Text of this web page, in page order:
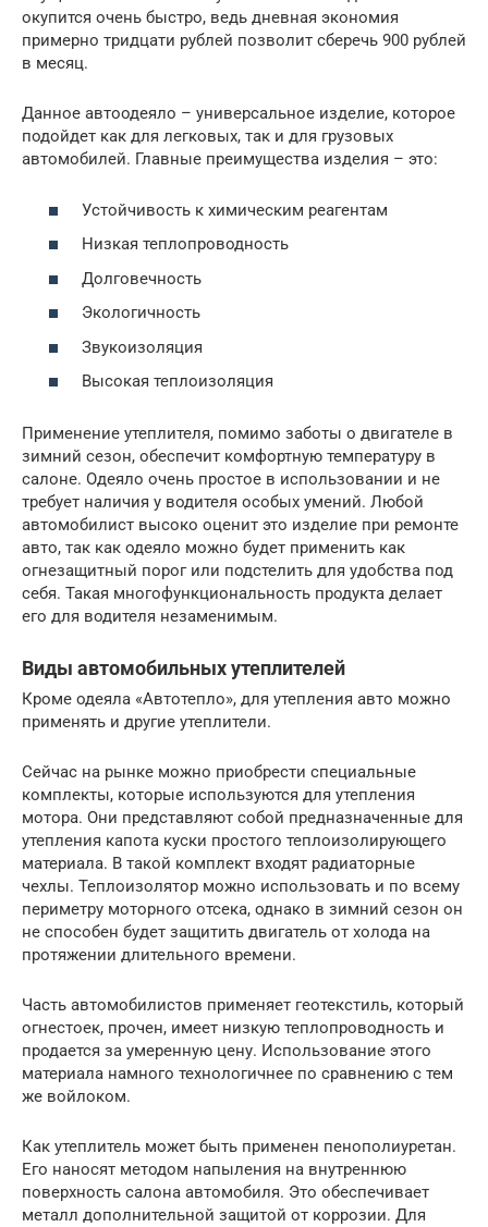
окупится очень быстро, ведь дневная экономия
примерно тридцати рублей позволит сберечь 900 рублей
в месяц.
Данное автоодеяло – универсальное изделие, которое
подойдет как для легковых, так и для грузовых
автомобилей. Главные преимущества изделия – это:
Устойчивость к химическим реагентам
Низкая теплопроводность
Долговечность
Экологичность
Звукоизоляция
Высокая теплоизоляция
Применение утеплителя, помимо заботы о двигателе в
зимний сезон, обеспечит комфортную температуру в
салоне. Одеяло очень простое в использовании и не
требует наличия у водителя особых умений. Любой
автомобилист высоко оценит это изделие при ремонте
авто, так как одеяло можно будет применить как
огнезащитный порог или подстелить для удобства под
себя. Такая многофункциональность продукта делает
его для водителя незаменимым.
Виды автомобильных утеплителей
Кроме одеяла «Автотепло», для утепления авто можно
применять и другие утеплители.
Сейчас на рынке можно приобрести специальные
комплекты, которые используются для утепления
мотора. Они представляют собой предназначенные для
утепления капота куски простого теплоизолирующего
материала. В такой комплект входят радиаторные
чехлы. Теплоизолятор можно использовать и по всему
периметру моторного отсека, однако в зимний сезон он
не способен будет защитить двигатель от холода на
протяжении длительного времени.
Часть автомобилистов применяет геотекстиль, который
огнестоек, прочен, имеет низкую теплопроводность и
продается за умеренную цену. Использование этого
материала намного технологичнее по сравнению с тем
же войлоком.
Как утеплитель может быть применен пенополиуретан.
Его наносят методом напыления на внутреннюю
поверхность салона автомобиля. Это обеспечивает
металл дополнительной защитой от коррозии. Для